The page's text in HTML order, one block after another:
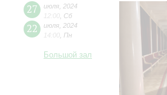
27 июля 2024
12:00 Сб
22 июля 2024
14:00 Пн
Большой зал